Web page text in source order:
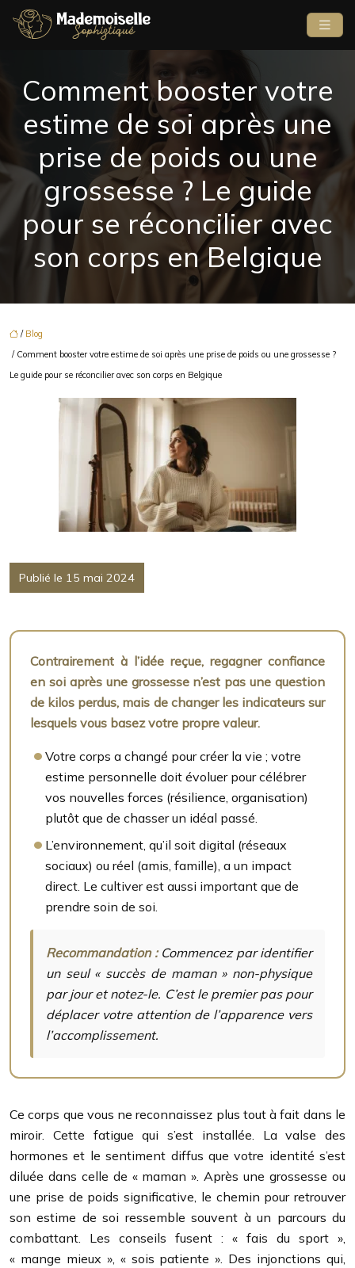
Comment booster votre
estime de soi après une
prise de poids ou une
grossesse ? Le guide
pour se réconcilier avec
son corps en Belgique
/ Blog
/ Comment booster votre estime de soi après une prise de poids ou une grossesse ?
Le guide pour se réconcilier avec son corps en Belgique
Publié le 15 mai 2024
Contrairement à l’idée reçue, regagner confiance
en soi après une grossesse n’est pas une question
de kilos perdus, mais de changer les indicateurs sur
lesquels vous basez votre propre valeur.
Votre corps a changé pour créer la vie ; votre
estime personnelle doit évoluer pour célébrer
vos nouvelles forces (résilience, organisation)
plutôt que de chasser un idéal passé.
L’environnement, qu’il soit digital (réseaux
sociaux) ou réel (amis, famille), a un impact
direct. Le cultiver est aussi important que de
prendre soin de soi.
Recommandation :Commencez par identifier
un seul « succès de maman » non-physique
par jour et notez-le. C’est le premier pas pour
déplacer votre attention de l’apparence vers
l’accomplissement.
Ce corps que vous ne reconnaissez plus tout à fait dans le
miroir. Cette fatigue qui s’est installée. La valse des
hormones et le sentiment diffus que votre identité s’est
diluée dans celle de « maman ». Après une grossesse ou
une prise de poids significative, le chemin pour retrouver
son estime de soi ressemble souvent à un parcours du
combattant. Les conseils fusent : « fais du sport »,
« mange mieux », « sois patiente ». Des injonctions qui,